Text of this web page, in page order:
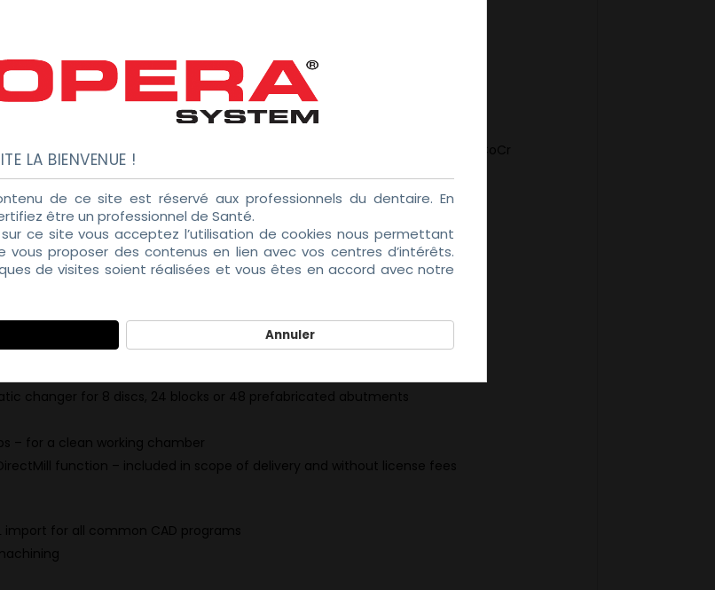
and glass-ceramics
format as well as 38 block materials and >800 prefabricated titanium and CoCr
in the 5th axis, and up to 30 mm blanks
wet-processing machine
changer for 8 discs, 24 blocks or 48 prefabricated abutments
– for a clean working chamber
function – included in scope of delivery and without license fees
for all common CAD programs
LA BIENVENUE !
de ce site est réservé aux professionnels du dentaire. En
être un professionnel de Santé.
ce site vous acceptez l’utilisation de cookies nous permettant
proposer des contenus en lien avec vos centres d’intérêts.
de visites soient réalisées et vous êtes en accord avec notre
Annuler